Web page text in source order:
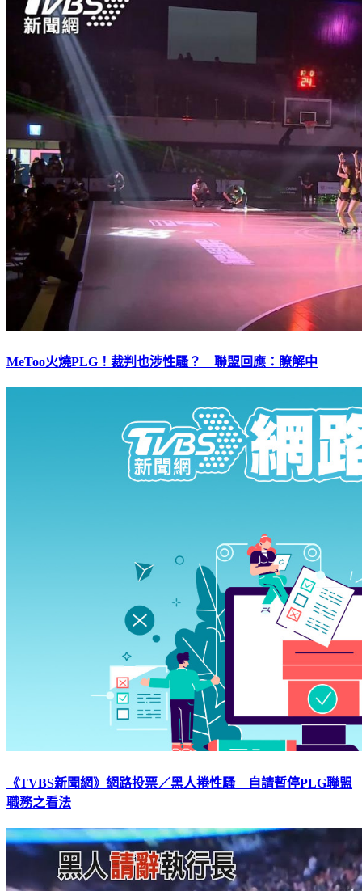
MeToo火燒PLG！裁判也涉性騷？ 聯盟回應：瞭解中
《TVBS新聞網》網路投票／黑人捲性騷 自請暫停PLG聯盟
職務之看法